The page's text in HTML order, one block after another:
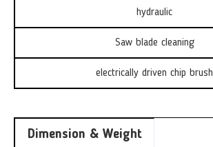
hydraulic
Saw blade cleaning
electrically driven chip brush
Dimension & Weight